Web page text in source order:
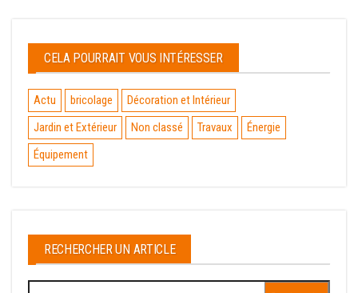
CELA POURRAIT VOUS INTÉRESSER
Actu bricolage
Décoration et Intérieur
Jardin et Extérieur
Non classé Travaux
Énergie
Équipement
RECHERCHER UN ARTICLE